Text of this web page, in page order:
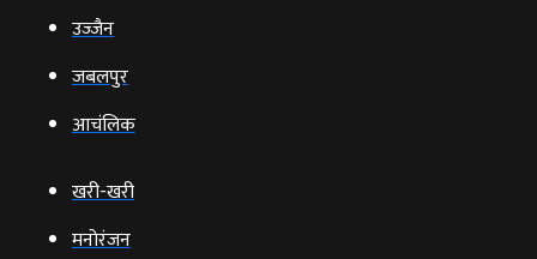
उज्‍जैन
जबलपुर
आचंलिक
खरी-खरी
मनोरंजन